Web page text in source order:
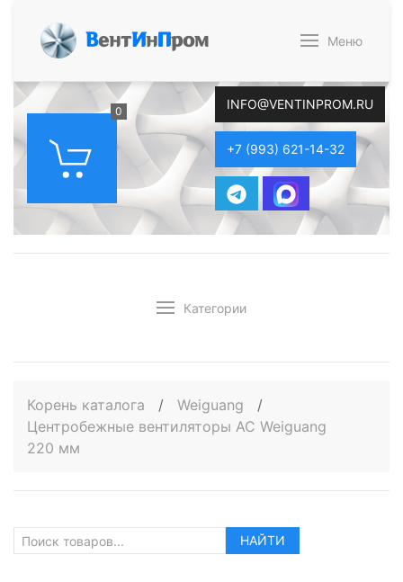
ВентИнПром Меню
0 INFO@VENTINPROM.RU
+7 (993) 621-14-32
Категории
Корень каталога / Weiguang
/
Центробежные вентиляторы AC Weiguang
220 мм
НАЙТИ